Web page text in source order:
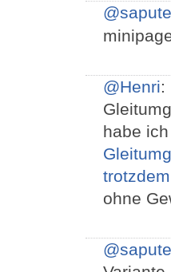
@Henri:
habe
ohne